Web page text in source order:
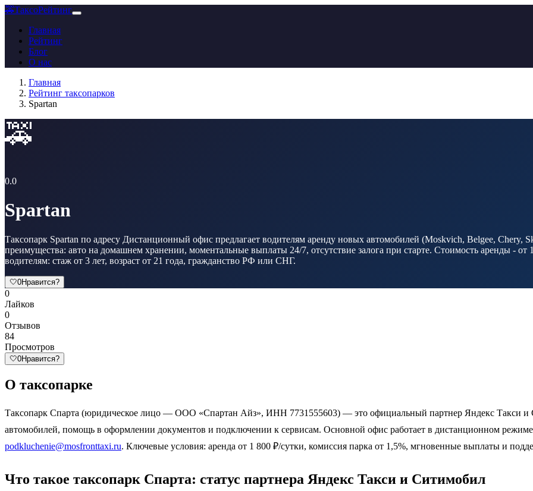
🚕ТаксоРейтинг
Главная
Рейтинг
Блог
О нас
Главная
Рейтинг таксопарков
Spartan
🚕
0.0
Spartan
Таксопарк Spartan по адресу Дистанционный офис предлагает водителям аренду новых автомобилей (Moskvich, Belgee,
преимущества: авто на домашнем хранении, моментальные выплаты 24/7, отсутствие залога при старте. Стоимость аренды -
водителям: стаж от 3 лет, возраст от 21 года, гражданство РФ или СНГ.
🤍0Нравится?
0
Лайков
0
Отзывов
84
Просмотров
🤍0Нравится?
О таксопарке
Таксопарк Спарта (юридическое лицо — ООО «Спартан Айз», ИНН 7731555603) — это официальный партнер Яндекс Такси и
автомобилей, помощь в оформлении документов и подключении к сервисам. Основной офис работает в дистанционном
podkluchenie@mosfronttaxi.ru. Ключевые условия: аренда от 1 800 ₽/сутки, комиссия парка от 1,5%, мгновенные выплаты и
Что такое таксопарк Спарта: статус партнера Яндекс Такси и Ситимобил